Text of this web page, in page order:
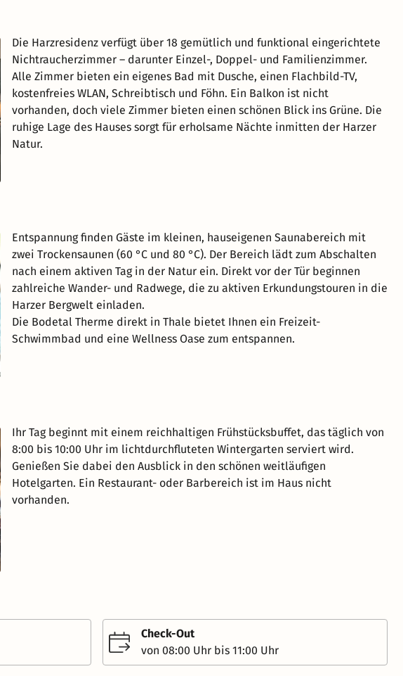
Die Harzresidenz verfügt über 18 gemütlich und funktional eingerichtete
Nichtraucherzimmer – darunter Einzel-, Doppel- und Familienzimmer.
Alle Zimmer bieten ein eigenes Bad mit Dusche, einen Flachbild-TV,
kostenfreies WLAN, Schreibtisch und Föhn. Ein Balkon ist nicht
vorhanden, doch viele Zimmer bieten einen schönen Blick ins Grüne. Die
ruhige Lage des Hauses sorgt für erholsame Nächte inmitten der Harzer
Natur.
Entspannung finden Gäste im kleinen, hauseigenen Saunabereich mit
zwei Trockensaunen (60 °C und 80 °C). Der Bereich lädt zum Abschalten
nach einem aktiven Tag in der Natur ein. Direkt vor der Tür beginnen
zahlreiche Wander- und Radwege, die zu aktiven Erkundungstouren in die
Harzer Bergwelt einladen.
Die Bodetal Therme direkt in Thale bietet Ihnen ein Freizeit-
Schwimmbad und eine Wellness Oase zum entspannen.
Ihr Tag beginnt mit einem reichhaltigen Frühstücksbuffet, das täglich von
8:00 bis 10:00 Uhr im lichtdurchfluteten Wintergarten serviert wird.
Genießen Sie dabei den Ausblick in den schönen weitläufigen
Hotelgarten. Ein Restaurant- oder Barbereich ist im Haus nicht
vorhanden.
Check-Out
von 08:00 Uhr bis 11:00 Uhr